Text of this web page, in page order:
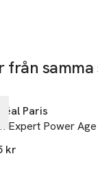
från samma
Paris
Expert Power
kr